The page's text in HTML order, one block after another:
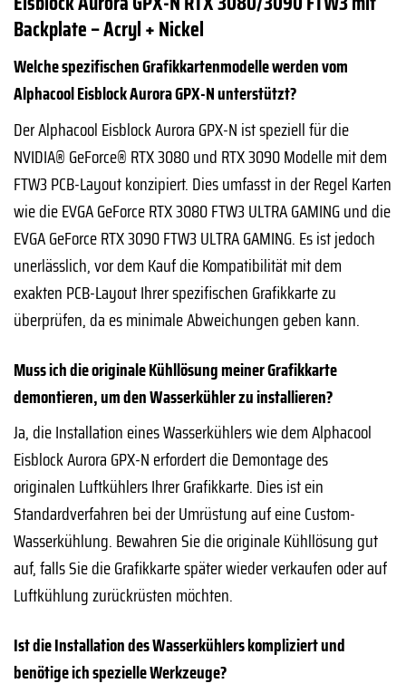
Backplate – Acryl + Nickel
Welche spezifischen Grafikkartenmodelle werden vom
Alphacool Eisblock Aurora GPX-N unterstützt?
Der Alphacool Eisblock Aurora GPX-N ist speziell für die
NVIDIA® GeForce® RTX 3080 und RTX 3090 Modelle mit dem
FTW3 PCB-Layout konzipiert. Dies umfasst in der Regel Karten
wie die EVGA GeForce RTX 3080 FTW3 ULTRA GAMING und die
EVGA GeForce RTX 3090 FTW3 ULTRA GAMING. Es ist jedoch
unerlässlich, vor dem Kauf die Kompatibilität mit dem
exakten PCB-Layout Ihrer spezifischen Grafikkarte zu
überprüfen, da es minimale Abweichungen geben kann.
Muss ich die originale Kühllösung meiner Grafikkarte
demontieren, um den Wasserkühler zu installieren?
Ja, die Installation eines Wasserkühlers wie dem Alphacool
Eisblock Aurora GPX-N erfordert die Demontage des
originalen Luftkühlers Ihrer Grafikkarte. Dies ist ein
Standardverfahren bei der Umrüstung auf eine Custom-
Wasserkühlung. Bewahren Sie die originale Kühllösung gut
auf, falls Sie die Grafikkarte später wieder verkaufen oder auf
Luftkühlung zurückrüsten möchten.
Ist die Installation des Wasserkühlers kompliziert und
benötige ich spezielle Werkzeuge?